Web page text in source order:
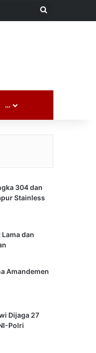
Search
…
304 dan
Stainless
dan
Amandemen
Dijaga 27
Polri